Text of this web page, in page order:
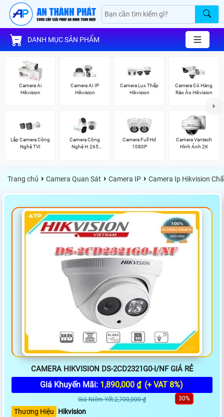
DANH MỤC SẢN PHẨM
Camera Ai
Hikvision
Camera AI IP
Hikvision
Camera Lux Thấp
Hikvision
Camera Có Hàng
Rào Ảo Hikvision
Lắp Camera Công
Nghệ TVI
Camera Công
Nghệ H.265
Camera Full Hd
1080P
Camera Vantech
Hình Ảnh 2K
Trang chủ › Camera Quan Sát › Camera IP › Camera Ip Hikvision
CAMERA HIKVISION DS-2CD2321G0-I/NF GIÁ RẺ
Giá Khuyến Mãi: 1,890,000 ₫ (+ VAT 8%)
Giá Niêm Yết:2,700,000 ₫ 30%
Thương Hiệu
Hikvision